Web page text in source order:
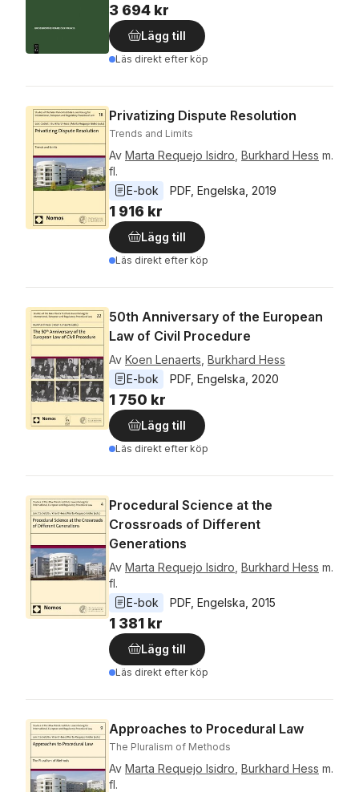
3 694 kr
Lägg till
Läs direkt efter köp
Privatizing Dispute Resolution
Trends and Limits
Av Marta Requejo Isidro Burkhard Hess m.
fl.
E-bok
PDF Engelska 2019
1 916 kr
Lägg till
Läs direkt efter köp
50th Anniversary of the European
Law of Civil Procedure
Av Koen Lenaerts Burkhard Hess
E-bok
PDF Engelska 2020
1 750 kr
Lägg till
Läs direkt efter köp
Procedural Science at the
Crossroads of Different
Generations
Av Marta Requejo Isidro Burkhard Hess m.
fl.
E-bok
PDF Engelska 2015
1 381 kr
Lägg till
Läs direkt efter köp
Approaches to Procedural Law
The Pluralism of Methods
Av Marta Requejo Isidro Burkhard Hess m.
fl.